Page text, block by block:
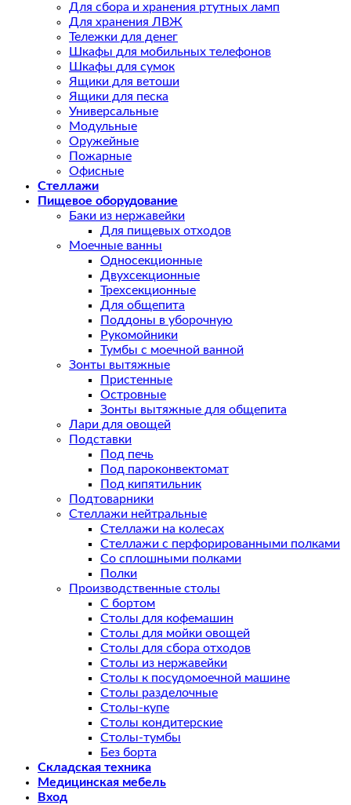
Для сбора и хранения ртутных ламп
Для хранения ЛВЖ
Тележки для денег
Шкафы для мобильных телефонов
Шкафы для сумок
Ящики для ветоши
Ящики для песка
Универсальные
Модульные
Оружейные
Пожарные
Офисные
Стеллажи
Пищевое оборудование
Баки из нержавейки
Для пищевых отходов
Моечные ванны
Односекционные
Двухсекционные
Трехсекционные
Для общепита
Поддоны в уборочную
Рукомойники
Тумбы с моечной ванной
Зонты вытяжные
Пристенные
Островные
Зонты вытяжные для общепита
Лари для овощей
Подставки
Под печь
Под пароконвектомат
Под кипятильник
Подтоварники
Стеллажи нейтральные
Стеллажи на колесах
Стеллажи с перфорированными полками
Со сплошными полками
Полки
Производственные столы
С бортом
Столы для кофемашин
Столы для мойки овощей
Столы для сбора отходов
Столы из нержавейки
Столы к посудомоечной машине
Столы разделочные
Столы-купе
Столы кондитерские
Столы-тумбы
Без борта
Складская техника
Медицинская мебель
Вход